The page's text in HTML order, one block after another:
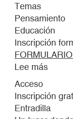
Temas
Pensamiento
Educación
Inscripción
Lee más
5
Acceso
Inscripción
Entradilla